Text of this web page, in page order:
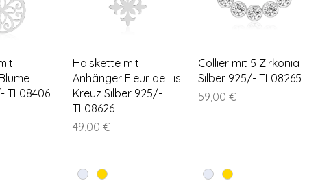
TL08406
Schnellansicht
Halskette mit
Anhänger Fleur de Lis
Kreuz Silber 925/-
TL08626
Preis
49,00 €
Schnellansicht
Collier mit 5 Zirkonia
Silber 925/- TL08265
Preis
59,00 €